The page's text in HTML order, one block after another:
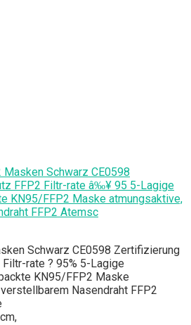
Schwarz CE0598
FFP2 Filtr-rate â‰¥ 95 5-Lagige
KN95/FFP2 Maske atmungsaktive,
FFP2 Atemsc
Schwarz CE0598 Zertifizierung
rate ? 95% 5-Lagige
KN95/FFP2 Maske
Nasendraht FFP2